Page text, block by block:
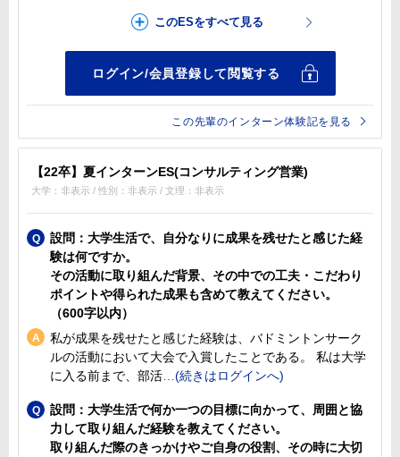
この先輩のインターン体験記を見る
【22卒】夏インターンES(コンサルティング営業)
大学：非表示 / 性別：非表示 / 文理：非表示
設問：大学生活で、自分なりに成果を残せたと感じた経
験は何ですか。
その活動に取り組んだ背景、その中での工夫・こだわり
ポイントや得られた成果も含めて教えてください。
（600字以内）
私が成果を残せたと感じた経験は、バドミントンサーク
ルの活動において大会で入賞したことである。 私は大学
に入る前まで、部活
設問：大学生活で何か一つの目標に向かって、周囲と協
力して取り組んだ経験を教えてください。
取り組んだ際のきっかけやご自身の役割、その時に大切